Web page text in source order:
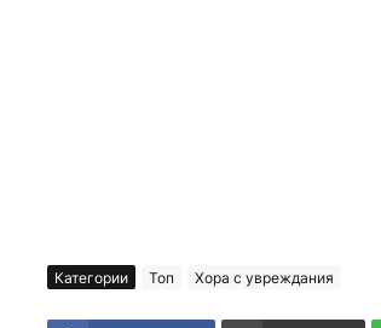
Категории Топ Хора с увреждания